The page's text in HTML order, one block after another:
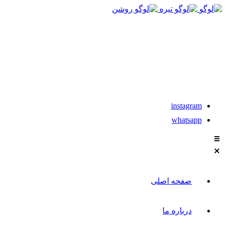
instagram
whatsapp
صفحه اصلی
درباره ما